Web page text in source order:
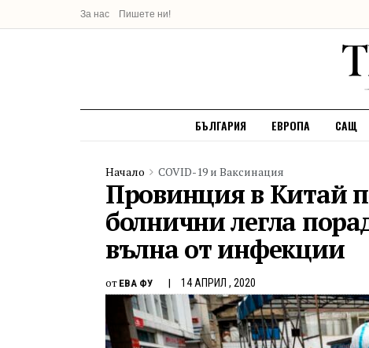
За нас Пишете ни!
БЪЛГАРИЯ ЕВРОПА САЩ
Начало COVID-19 и Ваксинация
Провинция в Китай
болнични легла
вълна от инфекции
от ЕВА ФУ 14 АПРИЛ , 2020